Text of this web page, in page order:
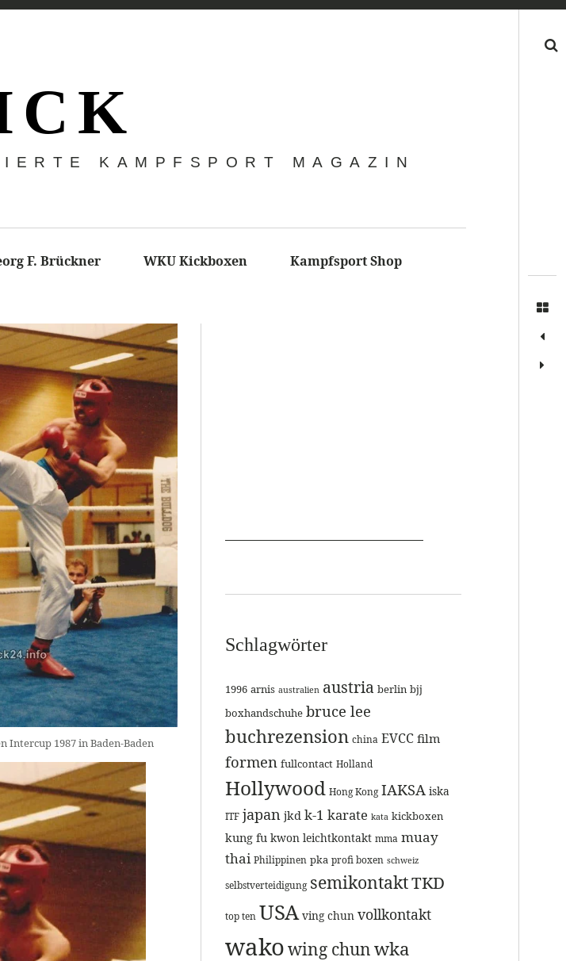
C K
KAMPFSPORT MAGAZIN
F. Brückner WKU Kickboxen Kampfsport Shop
1987 in Baden-Baden
Schlagwörter
1996 arnis australien austria berlin bjj
boxhandschuhe bruce lee
buchrezension china EVCC film
formen fullcontact Holland
Hollywood Hong Kong IAKSA iska
ITF japan jkd k-1 karate kata kickboxen
kung fu kwon leichtkontakt mma muay
thai Philippinen pka profi boxen schweiz
selbstverteidigung semikontaktTKD
top ten USA ving chun vollkontakt
wakowing chunwka